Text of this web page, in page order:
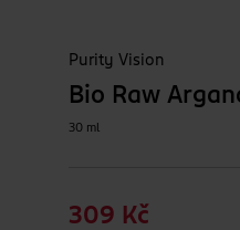
Purity Vision
Bio Raw
30 ml
309 Kč